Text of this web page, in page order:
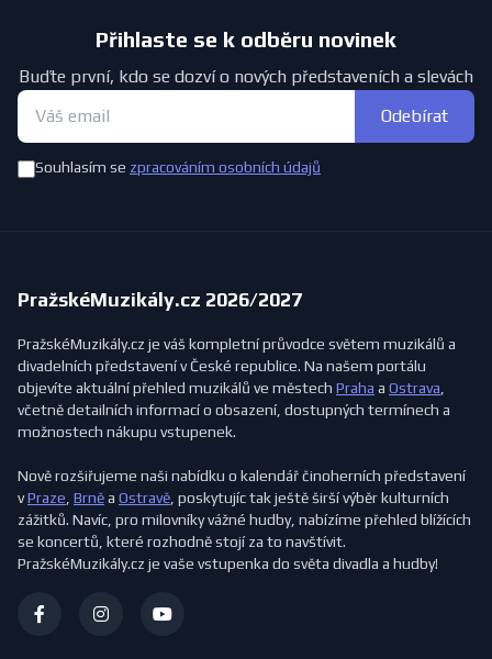
Přihlaste se k odběru novinek
Buďte první, kdo se dozví o nových představeních a slevách
Odebírat
Souhlasím se zpracováním osobních údajů
PražskéMuzikály.cz 2026/2027
PražskéMuzikály.cz je váš kompletní průvodce světem muzikálů a
divadelních představení v České republice. Na našem portálu
objevíte aktuální přehled muzikálů ve městech Praha a Ostrava,
včetně detailních informací o obsazení, dostupných termínech a
možnostech nákupu vstupenek.
Nově rozšiřujeme naši nabídku o kalendář činoherních představení
vPraze, Brněa Ostravě, poskytujíc tak ještě širší výběr kulturních
zážitků. Navíc, pro milovníky vážné hudby, nabízíme přehled blížících
se koncertů, které rozhodně stojí za to navštívit.
PražskéMuzikály.cz je vaše vstupenka do světa divadla a hudby!